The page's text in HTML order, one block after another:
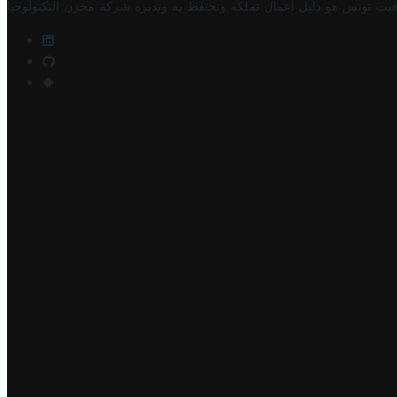
تونس هو دليل أعمال تملكه وتحتفظ به وتديره شركة مخزن التكنولوجيا